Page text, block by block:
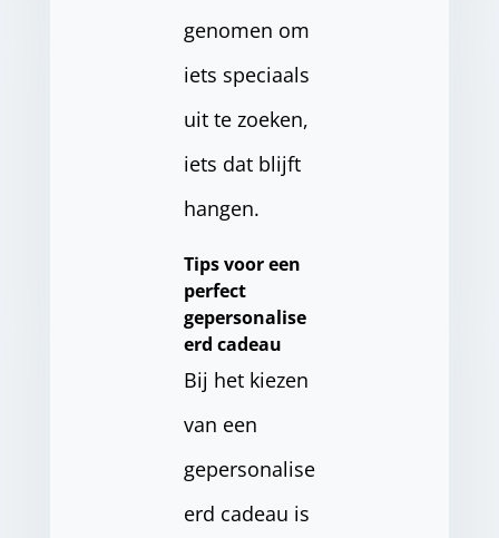
genomen om
iets speciaals
uit te zoeken,
iets dat blijft
hangen.
Tips voor een
perfect
gepersonalise
erd cadeau
Bij het kiezen
van een
gepersonalise
erd cadeau is